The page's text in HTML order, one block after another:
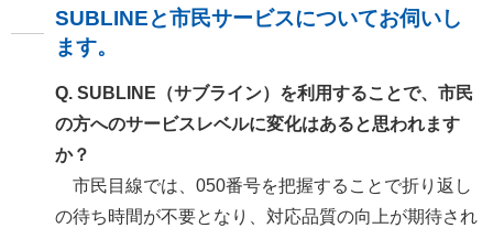
SUBLINEと市民サービスについてお伺いし
ます。
Q. SUBLINE（サブライン）を利用することで、市民
の方へのサービスレベルに変化はあると思われます
か？
市民目線では、050番号を把握することで折り返し
の待ち時間が不要となり、対応品質の向上が期待され